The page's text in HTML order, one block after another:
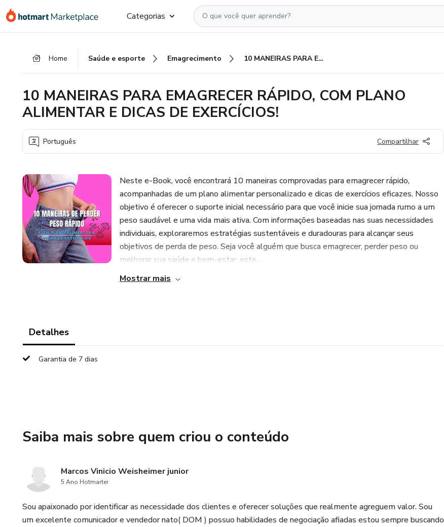
para
para
para
Categorias
Home Saúde e esporte Emagrecimento 10 MANEIRAS PARA EMAGRECER RÁPIDO, COM PLANO ALIMENTAR E DICAS DE EXERCÍCIOS!
10 MANEIRAS PARA EMAGRECER RÁPIDO, COM PLANO
ALIMENTAR E DICAS DE EXERCÍCIOS!
Português Compartilhar
Neste e-Book, você encontrará 10 maneiras comprovadas para emagrecer rápido,
acompanhadas de um plano alimentar personalizado e dicas de exercícios eficazes. Nosso
objetivo é oferecer o suporte inicial necessário para que você inicie sua jornada rumo a um
peso saudável e uma vida mais ativa. Com informações baseadas nas suas necessidades
individuais, exploraremos estratégias sustentáveis e duradouras para alcançar seus
objetivos de perda de peso. Seja você alguém que busca emagrecer, perder peso ou
melhorar sua saúde e bem-estar, este...
Mostrar mais
Detalhes
Garantia de 7 dias
Saiba mais sobre quem criou o conteúdo
Marcos Vinicio Weisheimer junior
5 Ano Hotmarter
Sou apaixonado por identificar as necessidade dos clientes e oferecer soluções que realmente agreguem valor. Sou
um excelente comunicador e vendedor nato( DOM ) possuo habilidades de negociação afiadas estou sempre buscando